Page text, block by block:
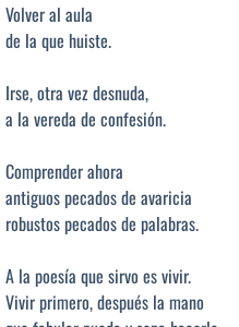
Volver al aula
de la que huiste.
Irse, otra vez desnuda,
a la vereda de confesión.
Comprender ahora
antiguos pecados de avaricia
robustos pecados de palabras.
A la poesía que sirvo es vivir.
Vivir primero, después la mano